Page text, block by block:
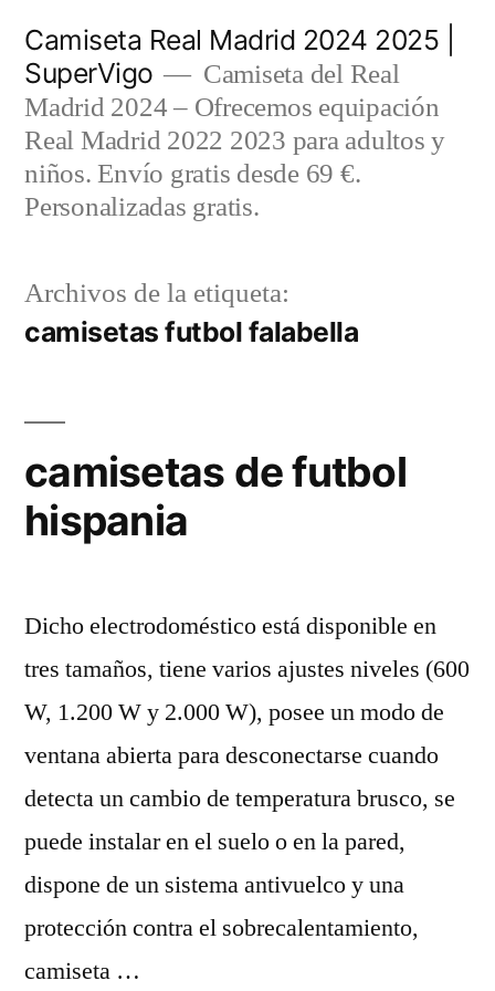
contenido
Camiseta Real Madrid 2024 2025 |
SuperVigo
Camiseta del Real
Madrid 2024 – Ofrecemos equipación
Real Madrid 2022 2023 para adultos y
niños. Envío gratis desde 69 €.
Personalizadas gratis.
Archivos de la etiqueta:
camisetas futbol falabella
camisetas de futbol
hispania
Dicho electrodoméstico está disponible en
tres tamaños, tiene varios ajustes niveles (600
W, 1.200 W y 2.000 W), posee un modo de
ventana abierta para desconectarse cuando
detecta un cambio de temperatura brusco, se
puede instalar en el suelo o en la pared,
dispone de un sistema antivuelco y una
protección contra el sobrecalentamiento,
camiseta …